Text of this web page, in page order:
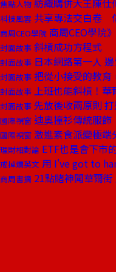
焦點人物 紡織購併大王陳仕
科技風雲 共享專法交白卷
商周CEO學院 商周CEO學院
封面故事 斜槓成功方程式
封面故事 日本網路第一人
封面故事 把從小接受的教育
封面故事 上班也能斜槓！華
封面故事 先放後收兩原則
國際視窗 迪奧撞衫傳統服
國際視窗 激進素食派變極
理財相對論 ETF也是會下市
戒掉爛英文 用 I've got to
商周書摘 21點賭神闖華爾